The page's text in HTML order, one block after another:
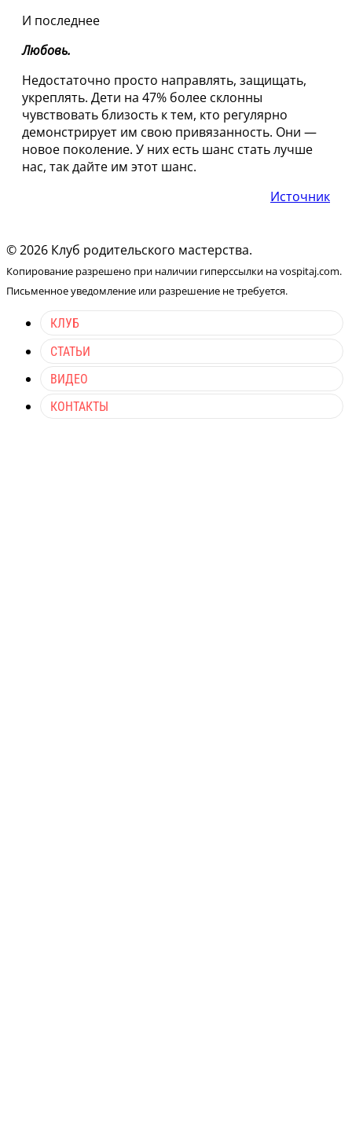
И последнее
Любовь.
Недостаточно просто направлять, защищать,
укреплять. Дети на 47% более склонны
чувствовать близость к тем, кто регулярно
демонстрирует им свою привязанность. Они —
новое поколение. У них есть шанс стать лучше
нас, так дайте им этот шанс.
Источник
© 2026 Клуб родительского мастерства.
Копирование разрешено при наличии гиперссылки на vospitaj.com.
Письменное уведомление или разрешение не требуется.
КЛУБ
СТАТЬИ
ВИДЕО
КОНТАКТЫ